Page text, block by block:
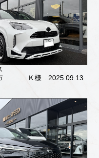
Ｋ様 2025.09.13